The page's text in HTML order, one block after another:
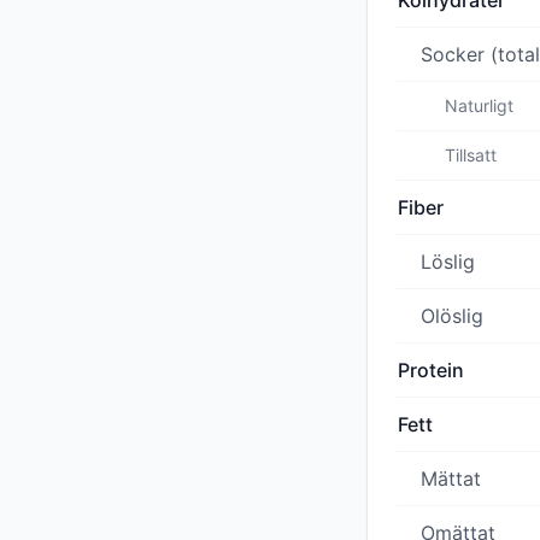
Socker
Naturligt
Tillsatt
Fiber
Löslig
Olöslig
Protein
Fett
Mättat
Omättat